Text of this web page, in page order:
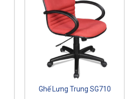
Ghế Lưng Trung SG710